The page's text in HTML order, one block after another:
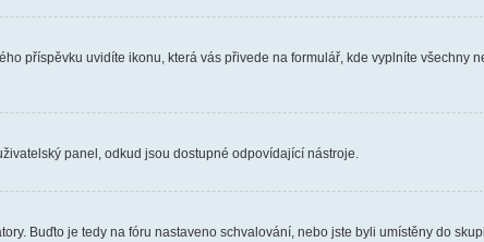
příspěvku uvidíte ikonu, která vás přivede na formulář, kde vyplníte všechny
panel, odkud jsou dostupné odpovídající nástroje.
Buďto je tedy na fóru nastaveno schvalování, nebo jste byli umístěny do